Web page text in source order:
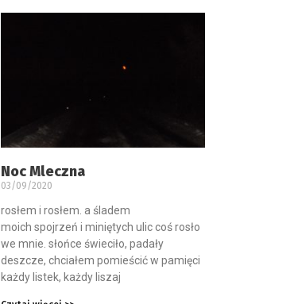
Noc Mleczna
03/09/2020
rosłem i rosłem. a śladem
moich spojrzeń i miniętych ulic coś rosło
we mnie. słońce świeciło, padały
deszcze, chciałem pomieścić w pamięci
każdy listek, każdy liszaj